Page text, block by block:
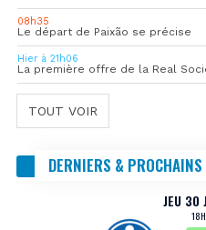
08h35
Le départ de Paixão se précise
Hier à 21h06
TOUT VOIR
DERNIERS &
JEU 30